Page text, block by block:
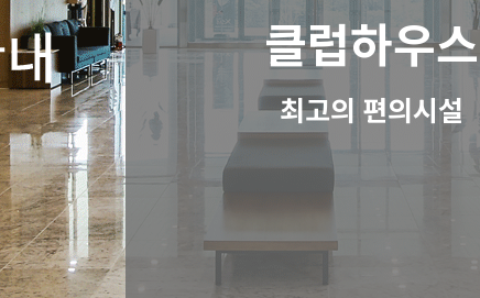
클럽하우스
최고의 편의시설